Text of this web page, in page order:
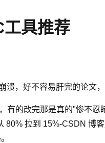
具推荐
，好不容易肝完的论文，
有的改完那是真的"惨不
80% 拉到 15%-CSDN 博